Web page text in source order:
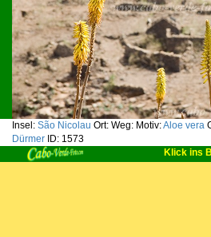
Insel: São Nicolau Ort: Weg: Motiv:Aloe vera
Dürmer ID: 1573
Klick ins